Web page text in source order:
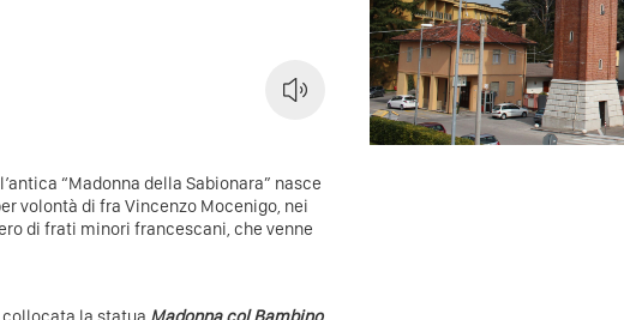
“Madonna della Sabionara” nasce
volontà di fra Vincenzo Mocenigo, nei
di frati minori francescani, che venne